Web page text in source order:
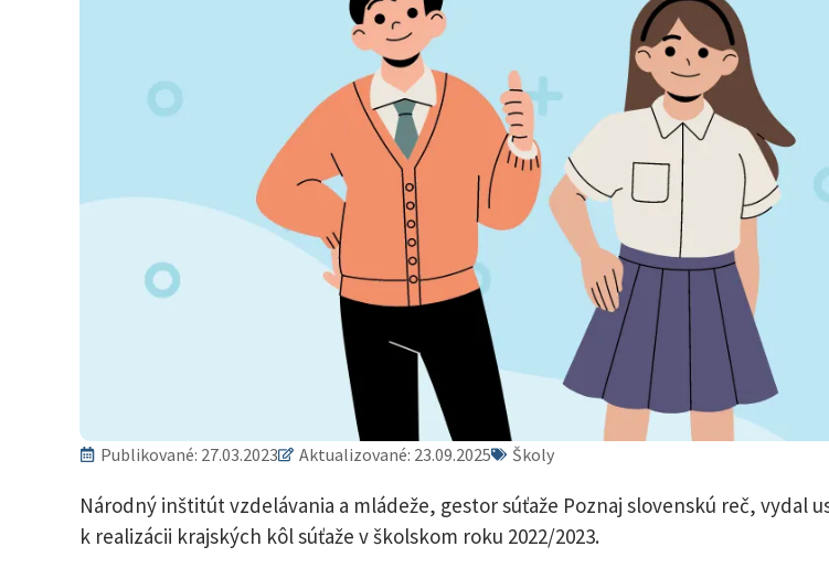
Publikované: 27.03.2023 Aktualizované: 23.09.2025 Školy
Národný inštitút vzdelávania a mládeže, gestor súťaže Poznaj slovenskú reč, vydal
k realizácii krajských kôl súťaže v školskom roku 2022/2023.